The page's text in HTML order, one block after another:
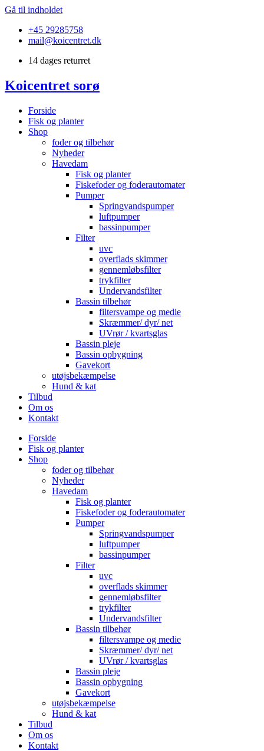
Gå til indholdet
+45 29285758
mail@koicentret.dk
14 dages returret
Koicentret sorø
Forside
Fisk og planter
Shop
foder og tilbehør
Nyheder
Havedam
Fisk og planter
Fiskefoder og foderautomater
Pumper
Springvandspumper
luftpumper
bassinpumper
Filter
uvc
overflads skimmer
gennemløbsfilter
trykfilter
Undervandsfilter
Bassin tilbehør
filtersvampe og medie
Skræmmer/ dyr/ net
UVrør / kvartsglas
Bassin pleje
Bassin opbygning
Gavekort
utøjsbekæmpelse
Hund & kat
Tilbud
Om os
Kontakt
Forside
Fisk og planter
Shop
foder og tilbehør
Nyheder
Havedam
Fisk og planter
Fiskefoder og foderautomater
Pumper
Springvandspumper
luftpumper
bassinpumper
Filter
uvc
overflads skimmer
gennemløbsfilter
trykfilter
Undervandsfilter
Bassin tilbehør
filtersvampe og medie
Skræmmer/ dyr/ net
UVrør / kvartsglas
Bassin pleje
Bassin opbygning
Gavekort
utøjsbekæmpelse
Hund & kat
Tilbud
Om os
Kontakt